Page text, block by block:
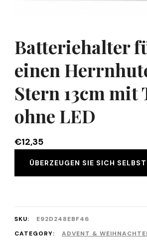
Batteriehalter
einen
Stern 13cm mit
ohne LED
€12,35
ÜBERZEUGEN SIE SICH
SKU:
E92D248EBF46
CATEGORY:
ADVENT &